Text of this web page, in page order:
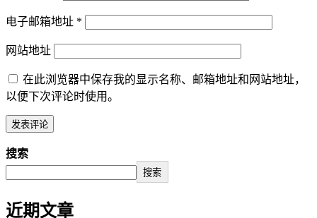
电子邮箱地址 *
网站地址
在此浏览器中保存我的显示名称、邮箱地址和网站地址，
以便下次评论时使用。
搜索
搜索
近期文章